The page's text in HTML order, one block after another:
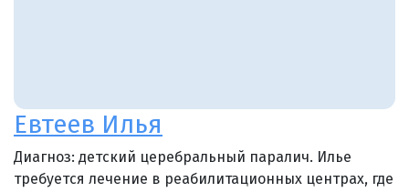
Евтеев Илья
Диагноз: детский церебральный паралич. Илье
требуется лечение в реабилитационных центрах, где